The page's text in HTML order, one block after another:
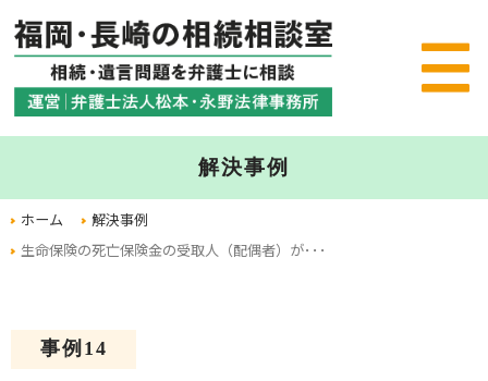
解決事例
ホーム
解決事例
生命保険の死亡保険金の受取人（配偶者）が･･･
事例14